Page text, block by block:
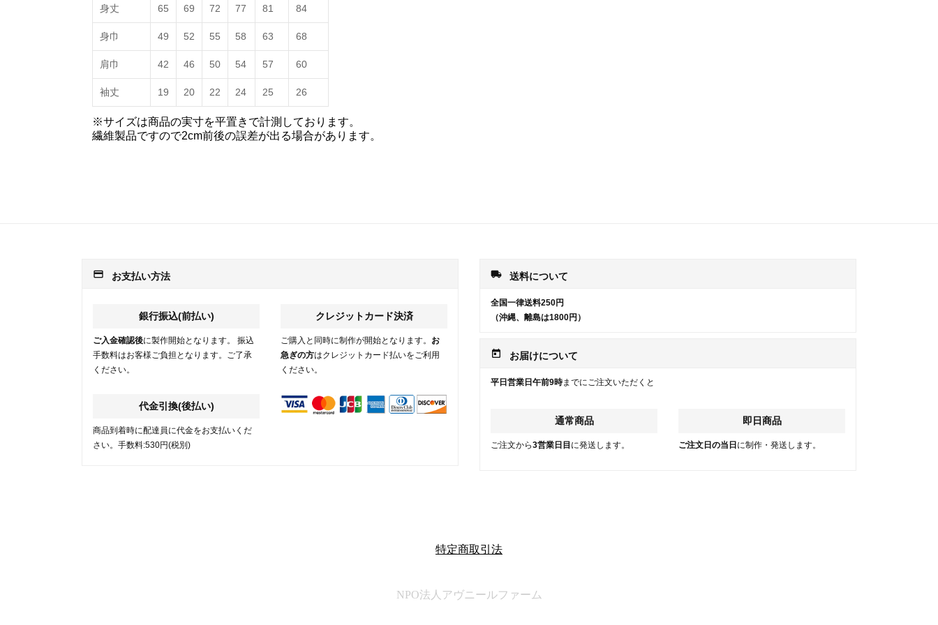
身丈 65 69 72 77 81 84
身巾 49 52 55 58 63 68
肩巾 42 46 50 54 57 60
袖丈 19 20 22 24 25 26
※サイズは商品の実寸を平置きで計測しております。
繊維製品ですので2cm前後の誤差が出る場合があります。
payment お支払い方法
銀行振込(前払い)
ご入金確認後に製作開始となります。 振込
手数料はお客様ご負担となります。ご了承
ください。
代金引換(後払い)
商品到着時に配達員に代金をお支払いくだ
さい。手数料:530円(税別)
クレジットカード決済
ご購入と同時に制作が開始となります。 お
急ぎの方はクレジットカード払いをご利用
ください。
local_shipping 送料について
全国一律送料250円
（沖縄、離島は1800円）
today お届けについて
平日営業日午前9時までにご注文いただくと
通常商品
ご注文から3営業日目 に発送します。
即日商品
ご注文日の当日 に制作・発送します。
特定商取引法
NPO法人アヴニールファーム